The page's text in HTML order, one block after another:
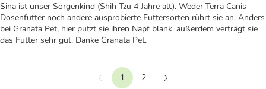
Sina ist unser Sorgenkind (Shih Tzu 4 Jahre alt). Weder Terra Canis
Dosenfutter noch andere ausprobierte Futtersorten rührt sie an. Anders
bei Granata Pet, hier putzt sie ihren Napf blank. außerdem verträgt sie
das Futter sehr gut. Danke Granata Pet.
Vorherige
1
2